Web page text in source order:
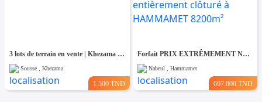
3 lots de terrain en vente | Khezama Jawhara Sousse
Sousse , Khezama
1.500 TND
Forfait PRIX EXTRÊMEMENT NÉGOCIABLE Terrain entièrement clôturé à HAMMAMET 8200m²
Nabeul , Hammamet
697.000 TND